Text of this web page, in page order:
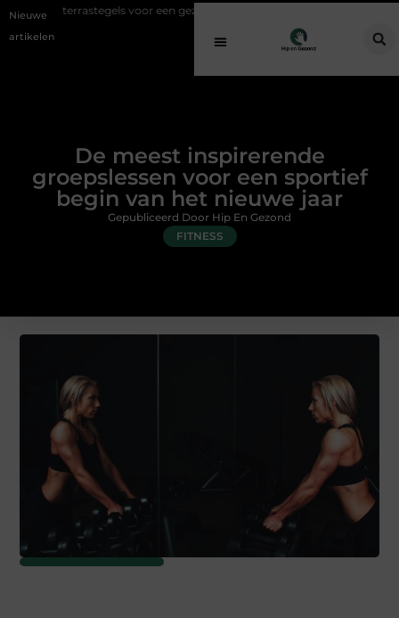
Nieuwe
artikelen
voor een gezonde buitenplek
De meest inspirerende
groepslessen voor een sportief
begin van het nieuwe jaar
FITNESS
Gepubliceerd Door Hip En Gezond